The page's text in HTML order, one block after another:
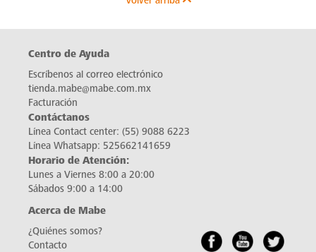
Centro de Ayuda
Escríbenos al correo electrónico
tienda.mabe@mabe.com.mx
Facturación
Contáctanos
Línea Contact center: (55) 9088 6223
Línea Whatsapp: 525662141659
Horario de Atención:
Lunes a Viernes 8:00 a 20:00
Sábados 9:00 a 14:00
Acerca de Mabe
¿Quiénes somos?
Contacto